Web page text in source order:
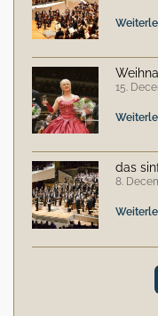
15.
das
8.